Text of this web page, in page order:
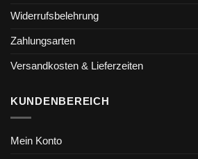
Widerrufsbelehrung
Zahlungsarten
Versandkosten & Lieferzeiten
KUNDENBEREICH
Mein Konto